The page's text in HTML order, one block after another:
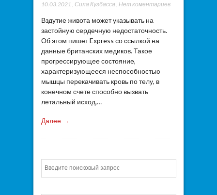
10.03.2021 , Сила Кузбасса , Нет коментариев
Вздутие живота может указывать на
застойную сердечную недостаточность.
Об этом пишет Express со ссылкой на
данные британских медиков. Такое
прогрессирующее состояние,
характеризующееся неспособностью
мышцы перекачивать кровь по телу, в
конечном счете способно вызвать
летальный исход,…
Далее →